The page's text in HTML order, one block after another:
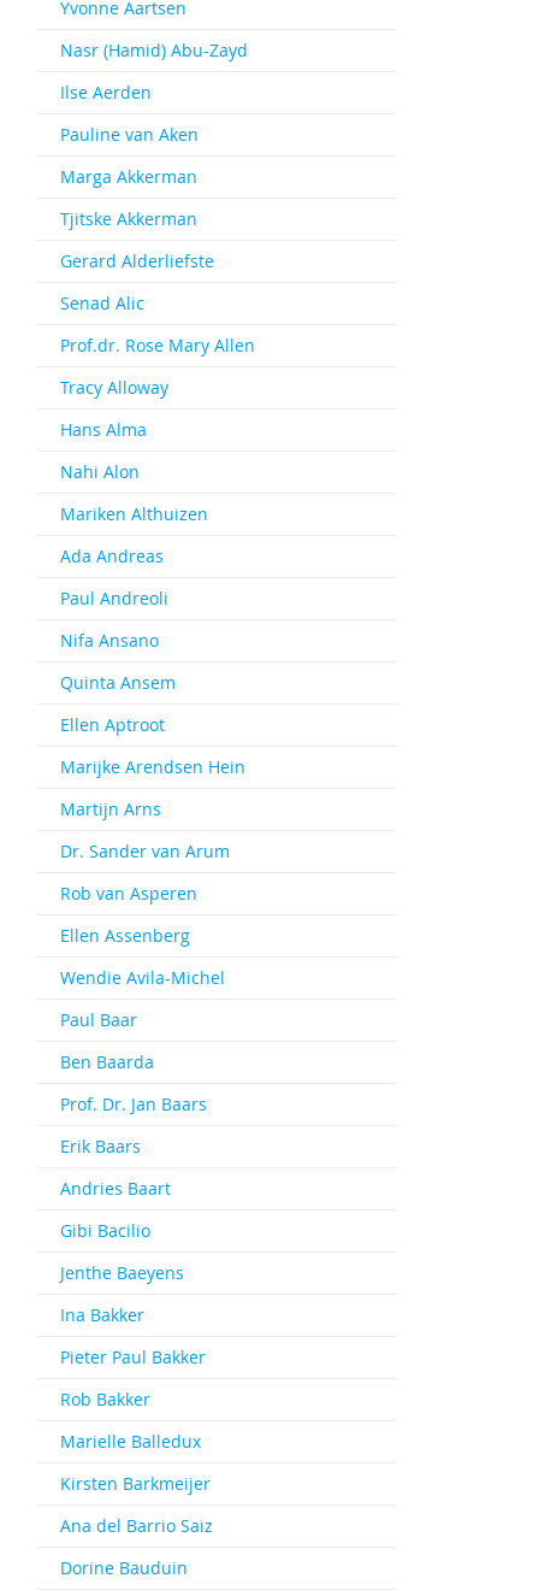
Yvonne Aartsen
Nasr (Hamid) Abu-Zayd
Ilse Aerden
Pauline van Aken
Marga Akkerman
Tjitske Akkerman
Gerard Alderliefste
Senad Alic
Prof.dr. Rose Mary Allen
Tracy Alloway
Hans Alma
Nahi Alon
Mariken Althuizen
Ada Andreas
Paul Andreoli
Nifa Ansano
Quinta Ansem
Ellen Aptroot
Marijke Arendsen Hein
Martijn Arns
Dr. Sander van Arum
Rob van Asperen
Ellen Assenberg
Wendie Avila-Michel
Paul Baar
Ben Baarda
Prof. Dr. Jan Baars
Erik Baars
Andries Baart
Gibi Bacilio
Jenthe Baeyens
Ina Bakker
Pieter Paul Bakker
Rob Bakker
Marielle Balledux
Kirsten Barkmeijer
Ana del Barrio Saiz
Dorine Bauduin